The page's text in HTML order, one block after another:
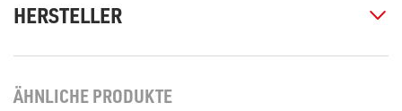
HERSTELLER
ÄHNLICHE PRODUKTE